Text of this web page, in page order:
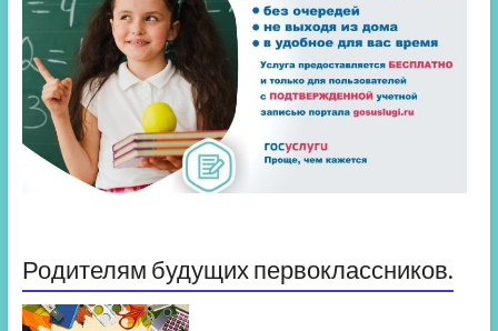
Родителям будущих первоклассников.